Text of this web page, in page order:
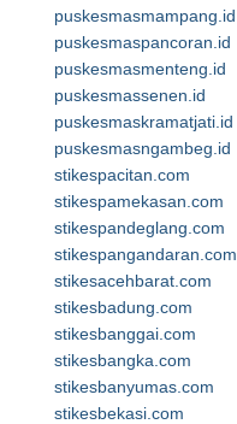
puskesmasmampang.id
puskesmaspancoran.id
puskesmasmenteng.id
puskesmassenen.id
puskesmaskramatjati.id
puskesmasngambeg.id
stikespacitan.com
stikespamekasan.com
stikespandeglang.com
stikespangandaran.com
stikesacehbarat.com
stikesbadung.com
stikesbanggai.com
stikesbangka.com
stikesbanyumas.com
stikesbekasi.com